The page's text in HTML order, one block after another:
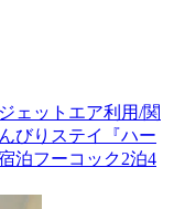
ェットエア利用/関
びりステイ『ハー
泊フーコック2泊4